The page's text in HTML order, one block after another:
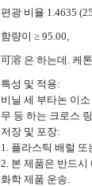
편광 비율 1.4635
함량이 ≥ 95.00,
可溶 은 하는데. 케
특성 및 적용:
비닐 세 부타논 이
무 등 하는 크로스
저장 및 포장:
1. 플라스틱 배럴
2. 본 제품은 반드
화학 제품 운송.